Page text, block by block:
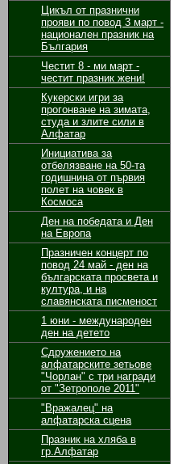
Цикъл от празнични
прояви по повод 3 март -
национален празник на
България
Честит 8 - ми март -
честит празник жени!
Кукерски игри за
прогонване на зимата,
студа и злите сили в
Алфатар
Инициатива за
отбелязване на 50-та
годишнина от първия
полет на човек в
Космоса
Ден на победата и Ден
на Европа
Празничен концерт по
повод 24 май - ден на
българската просвета и
култура, и на
славянската писменост
1 юни - международен
ден на детето
Сдружението на
алфатарските зетьове
"Чорлан" с три награди
от "Зетрополе 2011"
"Вражалец" на
алфатарска сцена
Празник на хляба в
гр.Алфатар